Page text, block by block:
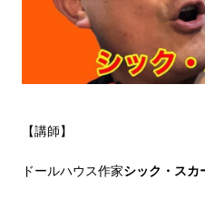
【講師】
ドールハウス作家シック・スカ